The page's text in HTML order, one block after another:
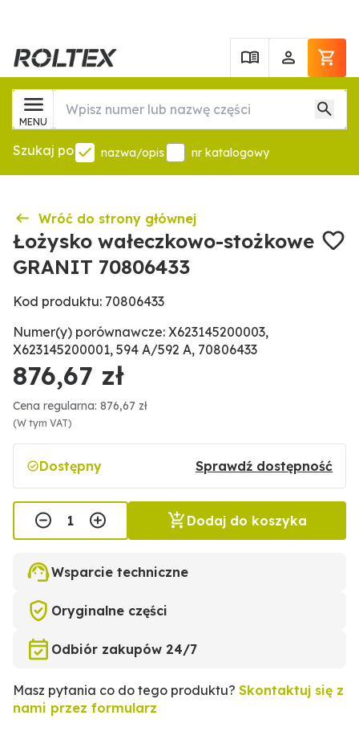
MENU
Szukaj po nazwa/opis nr katalogowy
Wróć do strony głównej
Łożysko wałeczkowo-stożkowe
GRANIT 70806433
Kod produktu: 70806433
Numer(y) porównawcze: X623145200003,
X623145200001, 594 A/592 A, 70806433
876,67 zł
Cena regularna: 876,67 zł
(W tym VAT)
Dostępny Sprawdź dostępność
Dodaj do koszyka
Wsparcie techniczne
Oryginalne części
Odbiór zakupów 24/7
Masz pytania co do tego produktu? Skontaktuj się z
nami przez formularz